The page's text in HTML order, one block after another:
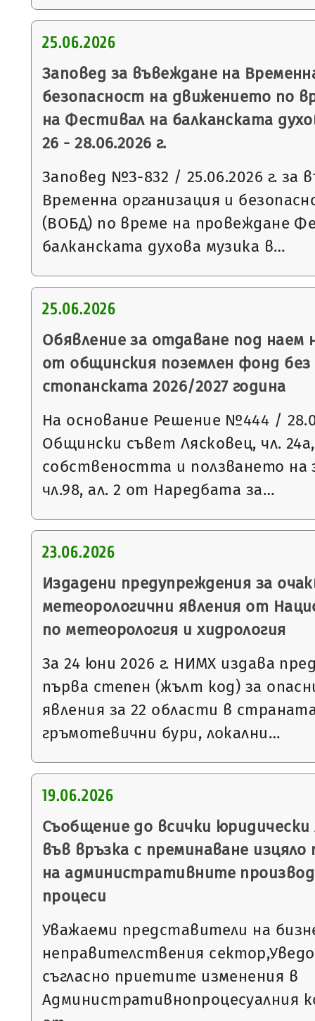
25.06.2026
Заповед за въвеждане на
безопасност на движението по
на Фестивал на балканската
26 - 28.06.2026 г.
Заповед №З-832 / 25.06.2026 г. за
Временна организация и
(ВОБД) по време на провеждане
балканската духова музика в…
25.06.2026
Обявление за отдаване под
от общинския поземлен фонд без
стопанската 2026/2027 година
На основание Решение №444 /
Общински съвет Лясковец, чл.
собствеността и ползването на
чл.98, ал. 2 от Наредбата за…
23.06.2026
Издадени предупреждения за
метеорологични явления от
по метеорология и хидрология
За 24 юни 2026 г. НИМХ издава
първа степен (жълт код) за
явления за 22 области в
гръмотевични бури, локални…
19.06.2026
Съобщение до всички юридически
във връзка с преминаване
на административните
процеси
Уважаеми представители на
неправителствения
съгласно приетите изменения в
Административнопроцесуалния